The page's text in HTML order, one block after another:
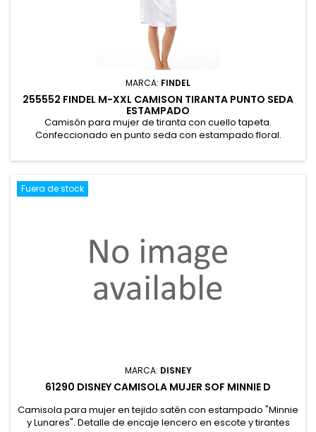
MARCA: FINDEL
255552 FINDEL M-XXL CAMISON TIRANTA PUNTO SEDA
ESTAMPADO
Camisón para mujer de tiranta con cuello tapeta.
Confeccionado en punto seda con estampado floral.
Fuera de stock
MARCA: DISNEY
61290 DISNEY CAMISOLA MUJER SOF MINNIE D
Camisola para mujer en tejido satén con estampado "Minnie
y Lunares". Detalle de encaje lencero en escote y tirantes